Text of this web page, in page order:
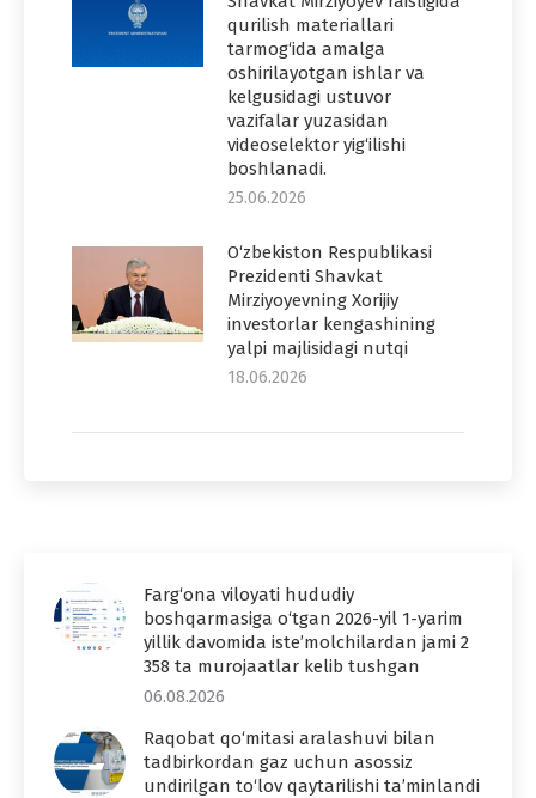
qurilish materiallari
tarmog‘ida amalga
oshirilayotgan ishlar va
kelgusidagi ustuvor
vazifalar yuzasidan
videoselektor yig‘ilishi
boshlanadi.
25.06.2026
O‘zbekiston Respublikasi
Prezidenti Shavkat
Mirziyoyevning Xorijiy
investorlar kengashining
yalpi majlisidagi nutqi
18.06.2026
Farg‘ona viloyati hududiy
boshqarmasiga o‘tgan 2026-yil 1-yarim
yillik davomida iste’molchilardan jami 2
358 ta murojaatlar kelib tushgan
06.08.2026
Raqobat qo‘mitasi aralashuvi bilan
tadbirkordan gaz uchun asossiz
undirilgan to‘lov qaytarilishi ta’minlandi